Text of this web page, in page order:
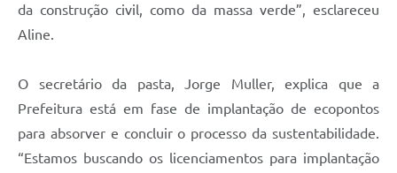
da construção civil, como da massa verde”, esclareceu
Aline.
O secretário da pasta, Jorge Muller, explica que a
Prefeitura está em fase de implantação de ecopontos
para absorver e concluir o processo da sustentabilidade.
“Estamos buscando os licenciamentos para implantação